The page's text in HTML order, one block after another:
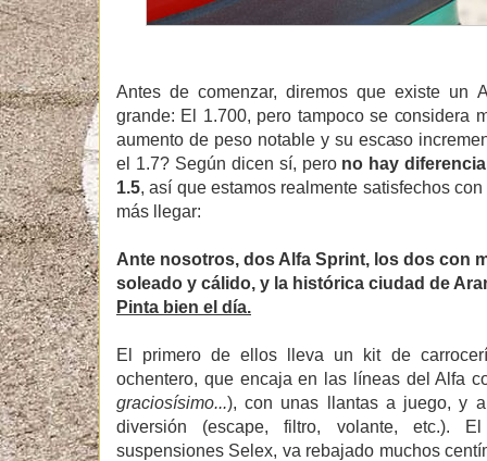
Antes de comenzar, diremos que existe un
grande: El 1.700, pero tampoco se considera
aumento de peso notable y su escaso
el 1.7? Según dicen sí, pero no hay
1.5, así que estamos realmente satisfechos
más llegar:
Ante nosotros, dos Alfa Sprint, los dos con
soleado y cálido, y la histórica ciudad de
Pinta bien el día.
El primero de ellos lleva un kit de
ochentero, que encaja en las líneas del Alfa
graciosísimo...), con unas llantas a juego, y
diversión (escape, filtro, volante, etc.).
suspensiones Selex, va rebajado muchos